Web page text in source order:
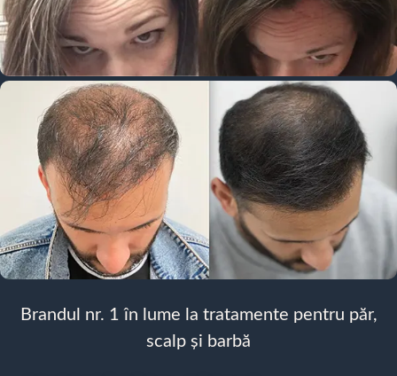
Brandul nr. 1 în lume la tratamente pentru păr,
scalp și barbă